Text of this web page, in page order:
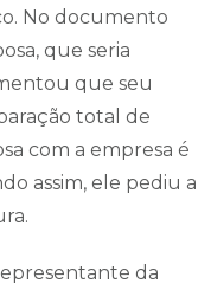
No documento
que seria
que seu
total de
com a empresa é
assim, ele pediu a
da